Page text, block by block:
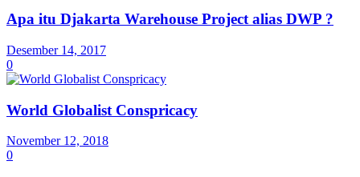
Apa itu Djakarta Warehouse Project alias DWP ?
Desember 14, 2017
0
World Globalist Conspricacy
November 12, 2018
0